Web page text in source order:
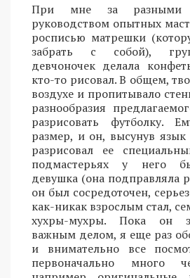
При мне за разными
руководством опытных
росписью матрешки
забрать с собой),
девчоночек делала
кто-то рисовал. В общем,
воздухе и пропитывало
разнообразия
разрисовать футболку.
размер, и он, высунув язык
разрисовал ее
подмастерьях у него
девушка (она подправляла
он был сосредоточен,
как-никак взрослым стал,
хухры-мухры. Пока он
важным делом, я еще раз
и внимательно все
первоначально много